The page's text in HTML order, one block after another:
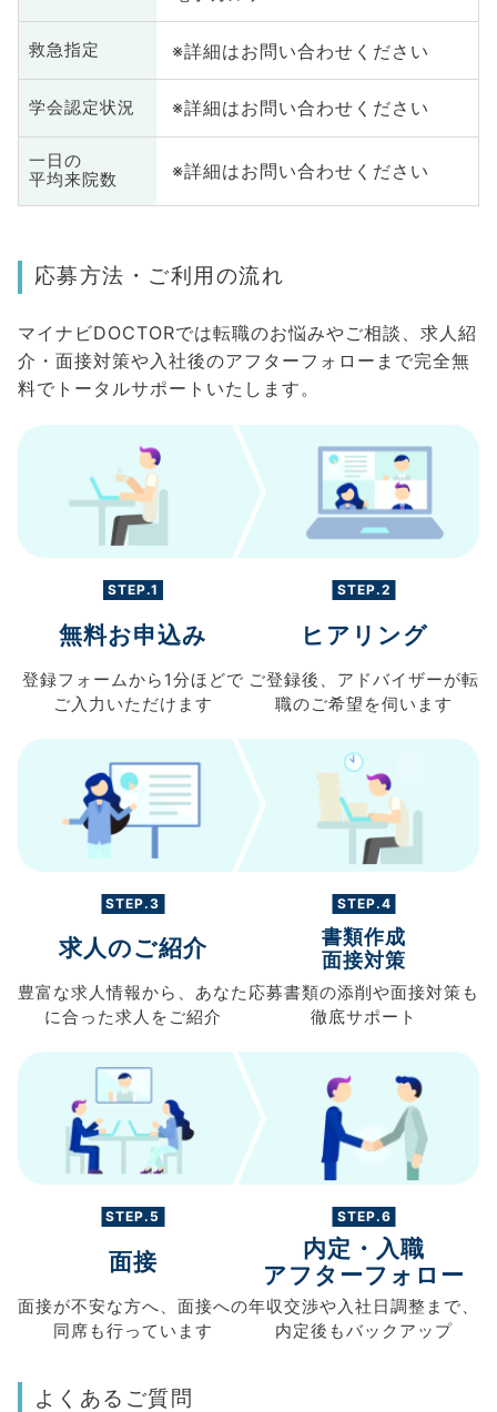
救急指定 ※詳細はお問い合わせください
学会認定状況 ※詳細はお問い合わせください
一日の
平均来院数
※詳細はお問い合わせください
応募方法・ご利用の流れ
マイナビDOCTORでは転職のお悩みやご相談、求人紹
介・面接対策や入社後のアフターフォローまで完全無
料でトータルサポートいたします。
STEP.1
無料お申込み
登録フォームから 1分ほどで
ご入力 いただけます
STEP.2
ヒアリング
ご登録後、 アドバイザーが転
職のご希望を伺います
STEP.3
求人のご紹介
豊富な求人情報から、 あなた
に合った求人を ご紹介
STEP.4
書類作成
面接対策
応募書類の添削や面接対策も
徹底サポート
STEP.5
面接
面接が不安な方へ、 面接への
同席も行っています
STEP.6
内定・入職
アフターフォロー
年収交渉や入社日調整まで、
内定後もバックアップ
よくあるご質問